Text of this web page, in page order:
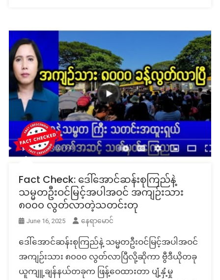
Fact Check: ဒေါ်အောင်ဆန်းစုကြည်နဲ့
သမ္မတဦးဝင်မြင့်အပါအဝင် အကျဉ်းသား
၈၀၀၀ လွတ်လာတဲ့သတင်းတု
June 16, 2025 နေရာမောင်
ဒေါ်အောင်ဆန်းစုကြည်နဲ့ သမ္မတဦးဝင်မြင့်အပါအဝင်
အကျဉ်းသား ၈၀၀၀ လွတ်လာပြီလို့ဆိုကာ ဗွီဒီယိုတခု
ယူကျူ့ချန်နယ်တခုက ဖြန့်ဝေထားတာ ပျံ့နှံ့မှု